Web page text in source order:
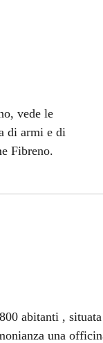
vede le
di armi e di
Fibreno.
abitanti ,
una